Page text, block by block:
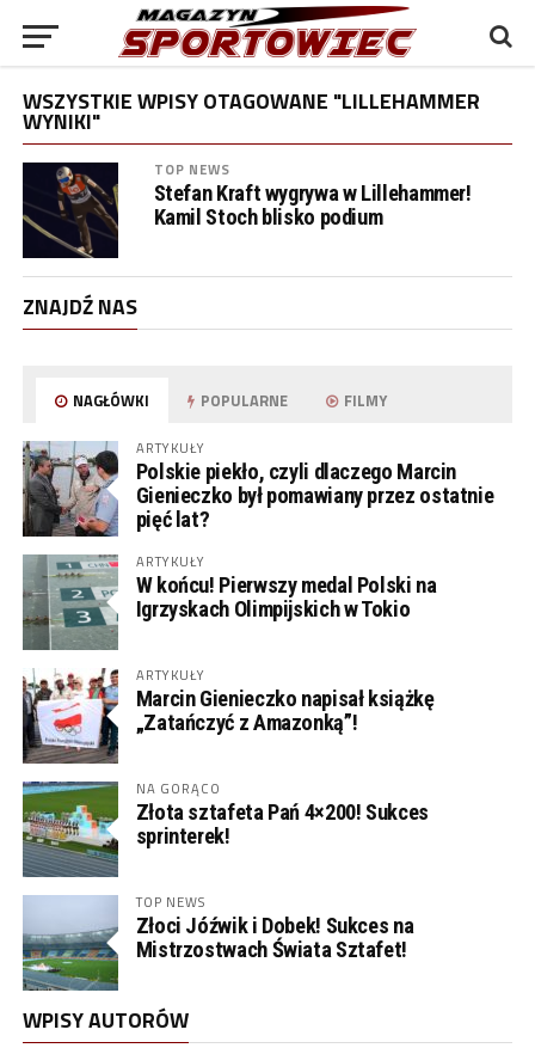
WSZYSTKIE WPISY OTAGOWANE "LILLEHAMMER
WYNIKI"
TOP NEWS
Stefan Kraft wygrywa w Lillehammer!
Kamil Stoch blisko podium
ZNAJDŹ NAS
NAGŁÓWKI POPULARNE FILMY
ARTYKUŁY
Polskie piekło, czyli dlaczego Marcin
Gienieczko był pomawiany przez ostatnie
pięć lat?
ARTYKUŁY
W końcu! Pierwszy medal Polski na
Igrzyskach Olimpijskich w Tokio
ARTYKUŁY
Marcin Gienieczko napisał książkę
„Zatańczyć z Amazonką”!
NA GORĄCO
Złota sztafeta Pań 4×200! Sukces
sprinterek!
TOP NEWS
Złoci Jóźwik i Dobek! Sukces na
Mistrzostwach Świata Sztafet!
WPISY AUTORÓW